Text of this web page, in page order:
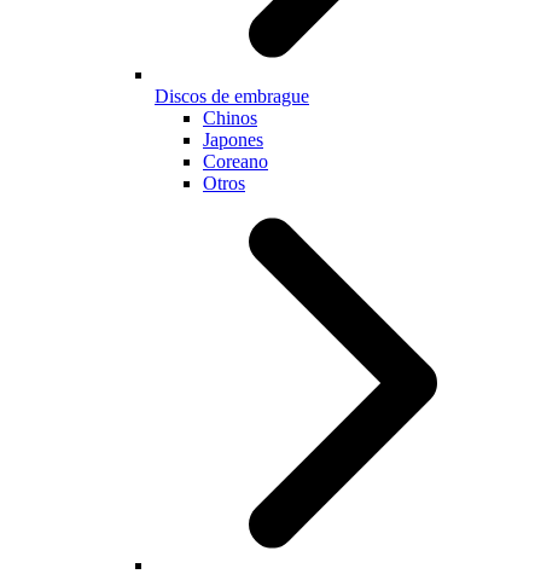
Discos de embrague
Chinos
Japones
Coreano
Otros